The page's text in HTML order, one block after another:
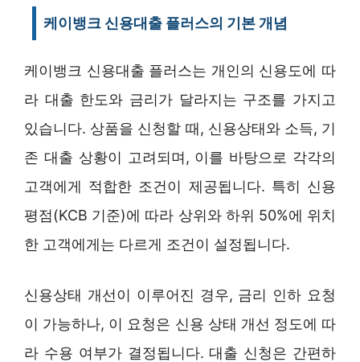
케이뱅크 신용대출 플러스의 기본 개념
케이뱅크 신용대출 플러스는 개인의 신용도에 따
라 대출 한도와 금리가 달라지는 구조를 가지고
있습니다. 상품을 신청할 때, 신용상태와 소득, 기
존 대출 상황이 고려되며, 이를 바탕으로 각각의
고객에게 적합한 조건이 제공됩니다. 특히 신용
평점(KCB 기준)에 따라 상위와 하위 50%에 위치
한 고객에게는 다르게 조건이 설정됩니다.
신용상태 개선이 이루어진 경우, 금리 인하 요청
이 가능하나, 이 요청은 신용 상태 개선 정도에 따
라 수용 여부가 결정됩니다. 대출 신청은 간편하